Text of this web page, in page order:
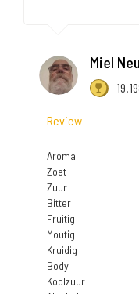
Miel
Review
Aroma
Zoet
Zuur
Bitter
Fruitig
Moutig
Kruidig
Body
Koolzuur